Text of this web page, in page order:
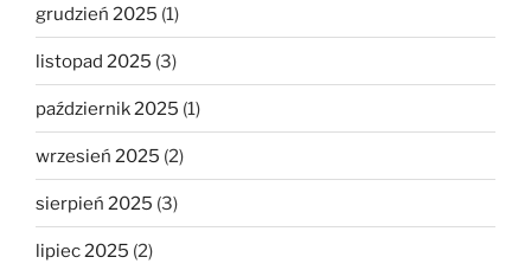
grudzień 2025 (1)
listopad 2025 (3)
październik 2025 (1)
wrzesień 2025 (2)
sierpień 2025 (3)
lipiec 2025 (2)